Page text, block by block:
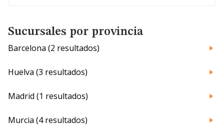
Sucursales por provincia
Barcelona (2 resultados)
Huelva (3 resultados)
Madrid (1 resultados)
Murcia (4 resultados)